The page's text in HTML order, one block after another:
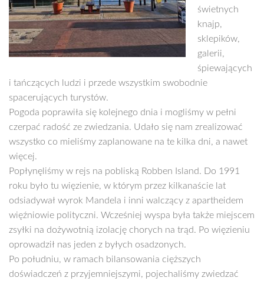
świetnych
knajp,
sklepików,
galerii,
śpiewających
i tańczących ludzi i przede wszystkim swobodnie
spacerujących turystów.
Pogoda poprawiła się kolejnego dnia i mogliśmy w pełni
czerpać radość ze zwiedzania. Udało się nam zrealizować
wszystko co mieliśmy zaplanowane na te kilka dni, a nawet
więcej.
Popłynęliśmy w rejs na pobliską Robben Island. Do 1991
roku było tu więzienie, w którym przez kilkanaście lat
odsiadywał wyrok Mandela i inni walczący z apartheidem
więźniowie polityczni. Wcześniej wyspa była także miejscem
zsyłki na dożywotnią izolację chorych na trąd. Po więzieniu
oprowadził nas jeden z byłych osadzonych.
Po południu, w ramach bilansowania cięższych
doświadczeń z przyjemniejszymi, pojechaliśmy zwiedzać